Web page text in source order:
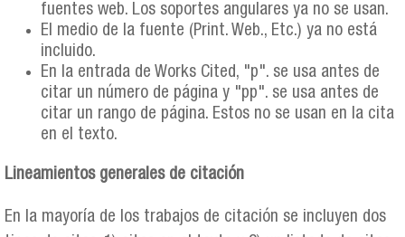
fuentes web. Los soportes angulares ya no se usan.
El medio de la fuente (Print. Web., Etc.) ya no está
incluido.
En la entrada de Works Cited, "p". se usa antes de
citar un número de página y "pp". se usa antes de
citar un rango de página. Estos no se usan en la cita
en el texto.
Lineamientos generales de citación
En la mayoría de los trabajos de citación se incluyen dos